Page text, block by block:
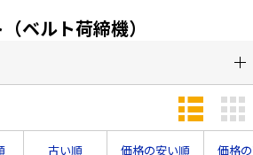
結束バンド・テー
・換気扇工事
ラ工事
工事
ベルト荷締機）
古い順 価格の安い順 価格